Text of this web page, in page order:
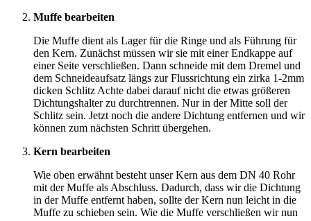
Muffe bearbeiten
Die Muffe dient als Lager für die Ringe und als Führung für
den Kern. Zunächst müssen wir sie mit einer Endkappe auf
einer Seite verschließen. Dann schneide mit dem Dremel und
dem Schneideaufsatz längs zur Flussrichtung ein zirka 1-2mm
dicken Schlitz Achte dabei darauf nicht die etwas größeren
Dichtungshalter zu durchtrennen. Nur in der Mitte soll der
Schlitz sein. Jetzt noch die andere Dichtung entfernen und wir
können zum nächsten Schritt übergehen.
Kern bearbeiten
Wie oben erwähnt besteht unser Kern aus dem DN 40 Rohr
mit der Muffe als Abschluss. Dadurch, dass wir die Dichtung
in der Muffe entfernt haben, sollte der Kern nun leicht in die
Muffe zu schieben sein. Wie die Muffe verschließen wir nun